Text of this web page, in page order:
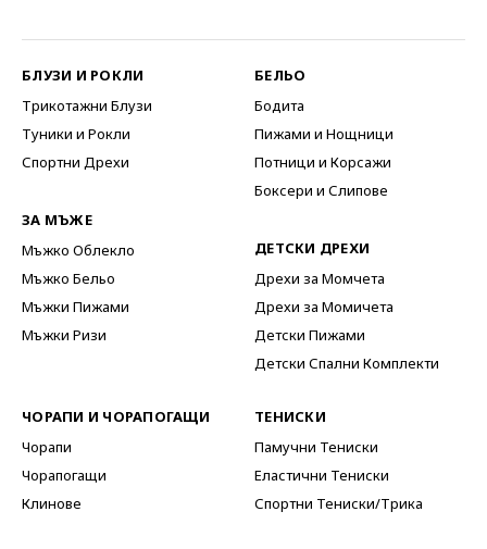
БЛУЗИ И РОКЛИ
Трикотажни Блузи
Туники и Рокли
Спортни Дрехи
ЗА МЪЖЕ
Мъжко Облекло
Мъжко Бельо
Мъжки Пижами
Мъжки Ризи
БЕЛЬО
Бодита
Пижами и Нощници
Потници и Корсажи
Боксери и Слипове
ДЕТСКИ ДРЕХИ
Дрехи за Момчета
Дрехи за Момичета
Детски Пижами
Детски Спални Комплекти
ЧОРАПИ И ЧОРАПОГАЩИ
Чорапи
Чорапогащи
Клинове
ТЕНИСКИ
Памучни Тениски
Еластични Тениски
Спортни Тениски/Трика